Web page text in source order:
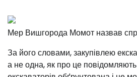
Мер Вишгорода Момот назвав
За його словами, закупівлею
а не одна, як про це повідомляють